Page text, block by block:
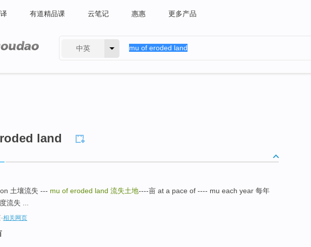
有道精品课 云笔记 惠惠 更多产品
中英
land
土壤流失 --- mu of eroded land 流失土地----亩 at a pace of ---- mu each year 每年
流失 ...
-相关网页